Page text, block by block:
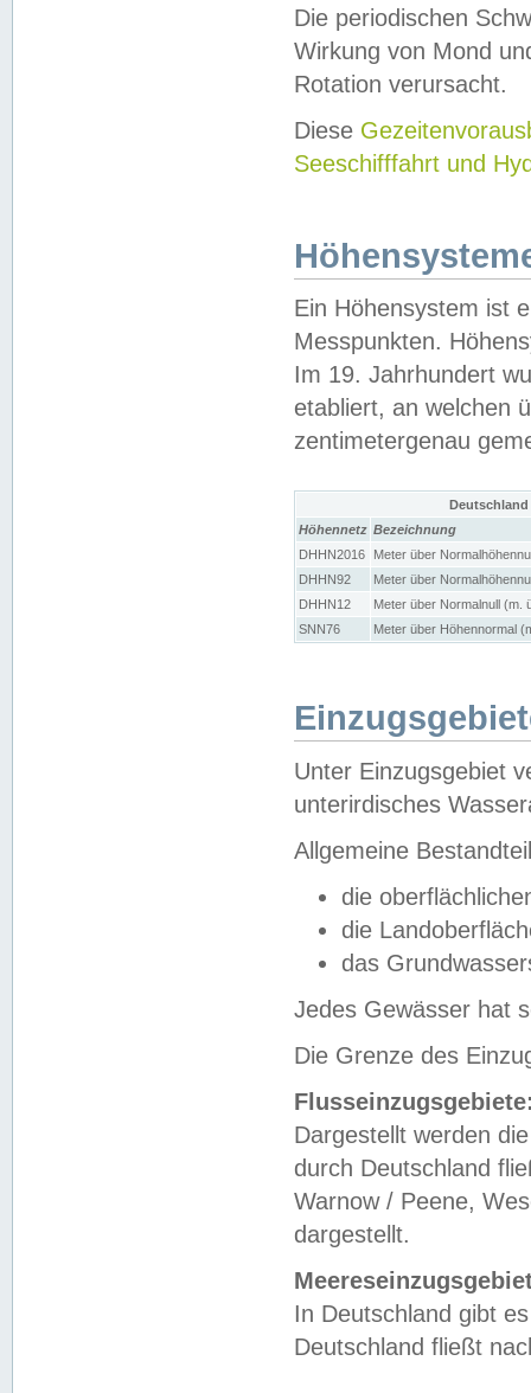
Die periodischen
Wirkung von Mond
Rotation verursacht.
Diese
Seeschifffahrt und
Ein Höhensystem ist
Messpunkten.
Im 19. Jahrhundert
etabliert, an welchen
zentimetergenau
Höhennetz Bezeichnung
DHHN2016
Meter über
DHHN92
Meter über
DHHN12
Meter über Normalnull (m.
SNN76
Meter über Höhennormal
Unter Einzugsgebiet
unterirdisches
Allgemeine
die
die
das
Jedes Gewässer hat
Die Grenze des
Dargestellt werden
durch Deutschland
Warnow / Peene,
dargestellt.
In Deutschland gibt
Deutschland fließt